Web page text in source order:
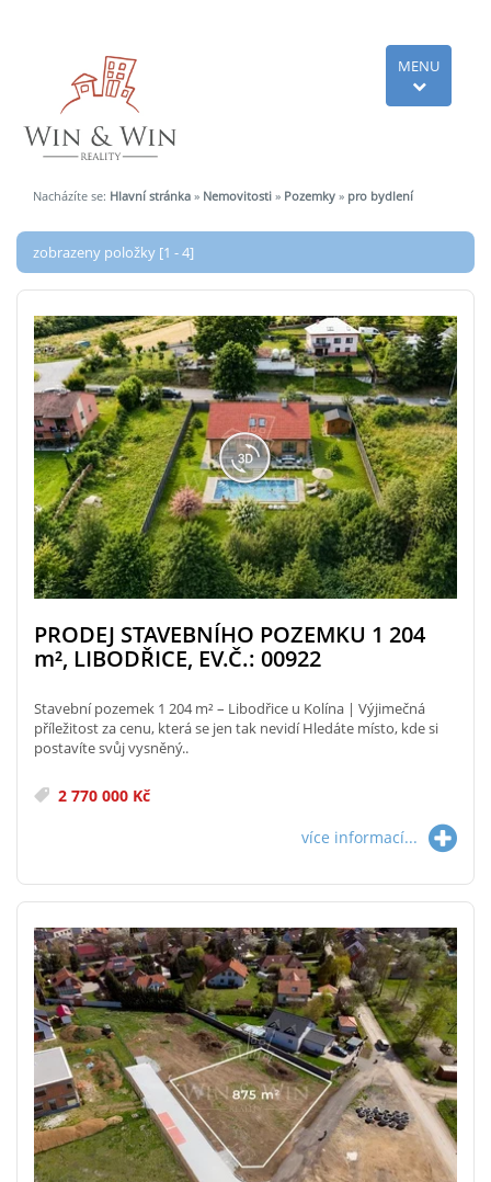
MENU
Nacházíte se: Hlavní stránka » Nemovitosti » Pozemky » pro bydlení
zobrazeny položky [1 - 4]
PRODEJ STAVEBNÍHO POZEMKU 1 204
m², LIBODŘICE, EV.Č.: 00922
Stavební pozemek 1 204 m² – Libodřice u Kolína | Výjimečná
příležitost za cenu, která se jen tak nevidí Hledáte místo, kde si
postavíte svůj vysněný..
2 770 000 Kč
více informací...